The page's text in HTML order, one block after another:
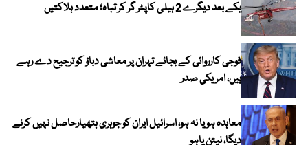
یکے بعد دیگرے 2 ہیلی کاپٹر گر کر تباہ؛ متعدد ہلاکتیں
فوجی کارروائی کے بجائے تہران پر معاشی دباؤ کو ترجیح دے رہے
ہیں، امریکی صدر
معاہدہ ہو یا نہ ہو، اسرائیل ایران کو جوہری ہتھیارحاصل نہیں کرنے
دیگا، نیتن یاہو